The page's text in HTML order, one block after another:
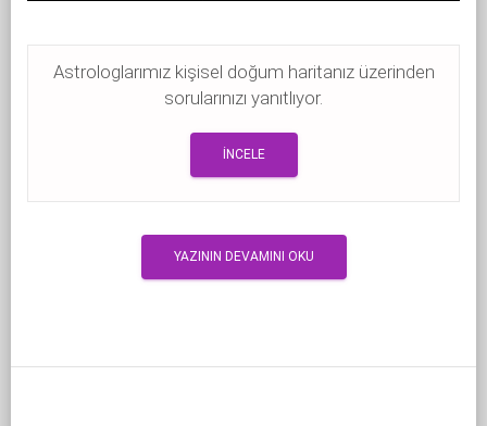
Astrologlarımız kişisel doğum haritanız üzerinden
sorularınızı yanıtlıyor.
İNCELE
YAZININ DEVAMINI OKU